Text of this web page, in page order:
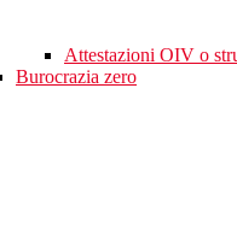
Attestazioni OIV o
Burocrazia zero